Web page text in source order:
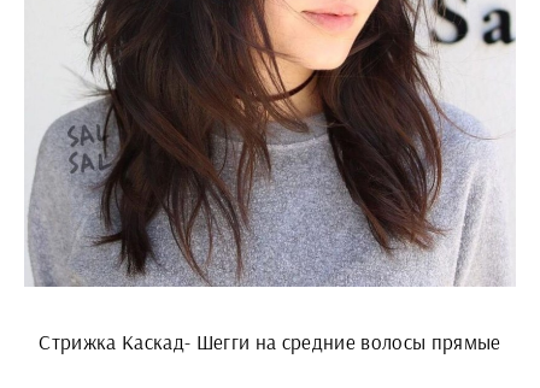
Стрижка Каскад- Шегги на средние волосы прямые